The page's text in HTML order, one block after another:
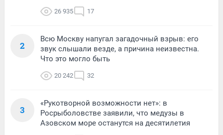
26 935 17
2
Всю Москву напугал загадочный взрыв: его
звук слышали везде, а причина неизвестна.
Что это могло быть
20 242 32
3
«Рукотворной возможности нет»: в
Росрыболовстве заявили, что медузы в
Азовском море останутся на десятилетия